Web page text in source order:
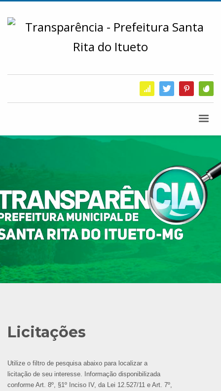
Licitações
Utilize o filtro de pesquisa abaixo para localizar a
licitação de seu interesse. Informação disponibilizada
conforme Art. 8º, §1º Inciso IV, da Lei 12.527/11 e Art. 7º,